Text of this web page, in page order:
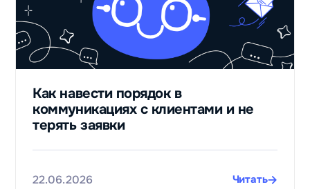
в
125
раз
увеличили
выручку
Как навести порядок в
коммуникациях с клиентами и не
терять заявки
22.06.2026 Читать